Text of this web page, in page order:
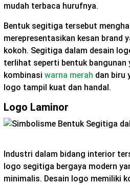
mudah terbaca hurufnya.
Bentuk segitiga tersebut
merepresentasikan kesan brand
kokoh. Segitiga dalam desain
terlihat seperti bentuk bangunan
kombinasi warna merah dan biru
logo tampil kuat dan handal.
Logo Laminor
Industri dalam bidang interior
logo segitiga bergaya modern
minimalis. Desain logo memiliki